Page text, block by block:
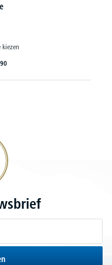
en STANDAARD